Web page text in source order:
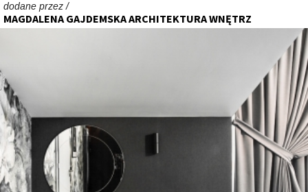
dodane przez /
MAGDALENA GAJDEMSKA ARCHITEKTURA WNĘTRZ